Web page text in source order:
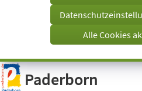
Visuelle
Assistenzsoftware
öffnen.
Tab)
Alle Cookies
Paderborn